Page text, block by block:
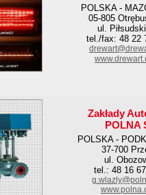
POLSKA -
05-805
ul.
tel./fax: 48 22
Zakłady
POLNA
POLSKA -
37-700
ul.
tel.: 48 16